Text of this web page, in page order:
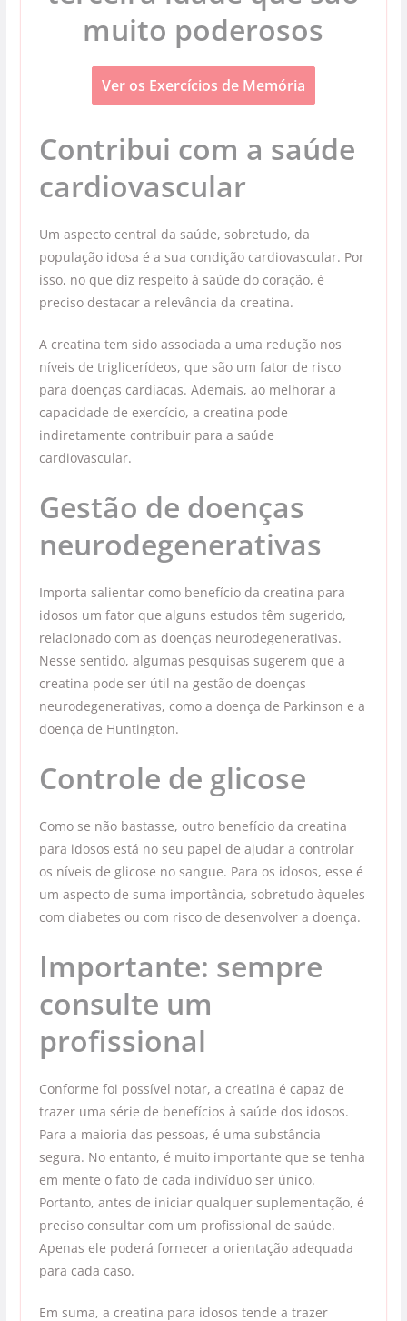
muito poderosos
Ver os Exercícios de Memória
Contribui com a saúde
cardiovascular
Um aspecto central da saúde, sobretudo, da
população idosa é a sua condição cardiovascular. Por
isso, no que diz respeito à saúde do coração, é
preciso destacar a relevância da creatina.
A creatina tem sido associada a uma redução nos
níveis de triglicerídeos, que são um fator de risco
para doenças cardíacas. Ademais, ao melhorar a
capacidade de exercício, a creatina pode
indiretamente contribuir para a saúde
cardiovascular.
Gestão de doenças
neurodegenerativas
Importa salientar como benefício da creatina para
idosos um fator que alguns estudos têm sugerido,
relacionado com as doenças neurodegenerativas.
Nesse sentido, algumas pesquisas sugerem que a
creatina pode ser útil na gestão de doenças
neurodegenerativas, como a doença de Parkinson e a
doença de Huntington.
Controle de glicose
Como se não bastasse, outro benefício da creatina
para idosos está no seu papel de ajudar a controlar
os níveis de glicose no sangue. Para os idosos, esse é
um aspecto de suma importância, sobretudo àqueles
com diabetes ou com risco de desenvolver a doença.
Importante: sempre
consulte um
profissional
Conforme foi possível notar, a creatina é capaz de
trazer uma série de benefícios à saúde dos idosos.
Para a maioria das pessoas, é uma substância
segura. No entanto, é muito importante que se tenha
em mente o fato de cada indivíduo ser único.
Portanto, antes de iniciar qualquer suplementação, é
preciso consultar com um profissional de saúde.
Apenas ele poderá fornecer a orientação adequada
para cada caso.
Em suma, a creatina para idosos tende a trazer